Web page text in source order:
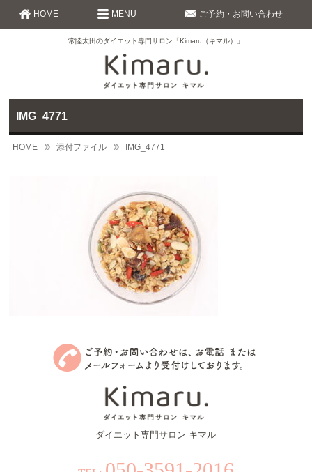
常陸太田のダイエット専門サロン「Kimaru（キマル）」
HOME ご予約・お問い合わせ
MENU
IMG_4771
HOME 添付ファイル IMG_4771
ダイエット専門サロン キマル